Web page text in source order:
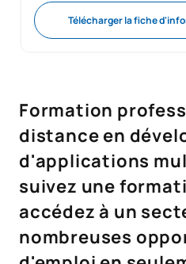
Télécharger la fiche
Formation
distance en
d'applications
suivez une
accédez à un
nombreuses